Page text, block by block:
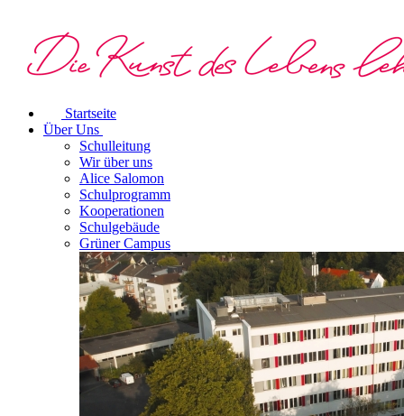
Startseite
Über Uns
Schulleitung
Wir über uns
Alice Salomon
Schulprogramm
Kooperationen
Schulgebäude
Grüner Campus